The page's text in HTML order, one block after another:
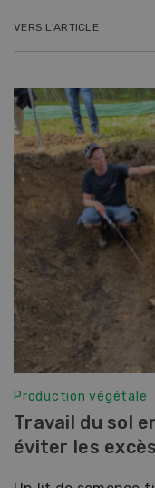
VERS L'ARTICLE
Production végétale
Travail du sol
éviter les excès